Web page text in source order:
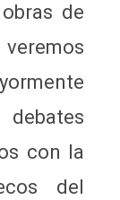
de
con la
del